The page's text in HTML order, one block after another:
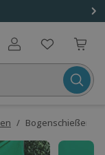
Benutzerkonto
/ Bogenschießen